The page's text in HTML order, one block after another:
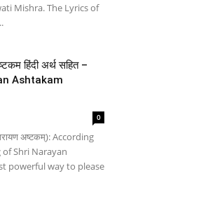
Mishra. The Lyrics of
हिंदी अर्थ सहित –
Ashtakam
0
अष्टकम्): According
Shri Narayan
powerful way to please